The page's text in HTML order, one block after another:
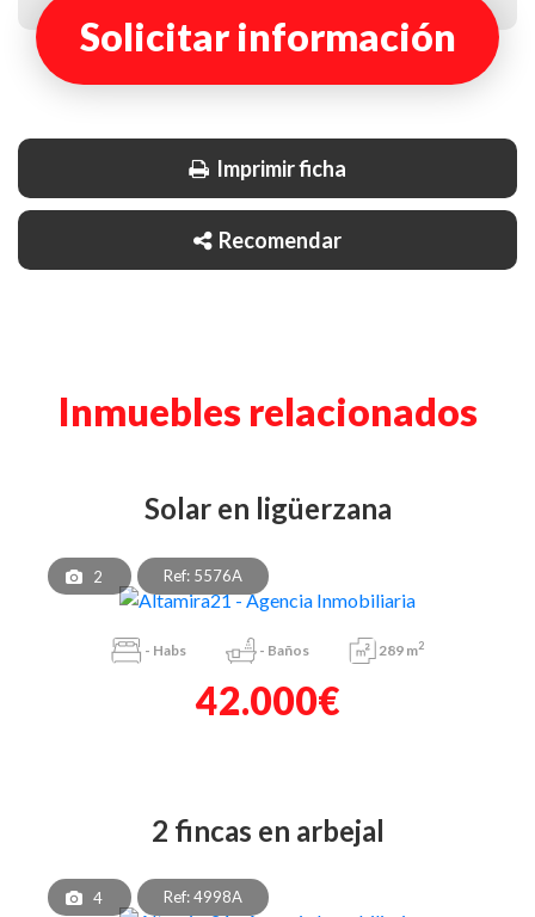
Solicitar información
Imprimir ficha
Recomendar
Inmuebles relacionados
solar en ligüerzana
2 Ref: 5576A
- Habs - Baños 289 m2
42.000€
2 fincas en arbejal
4 Ref: 4998A